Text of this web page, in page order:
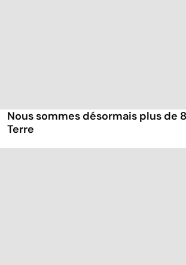
Nous sommes désormais plus de
Terre